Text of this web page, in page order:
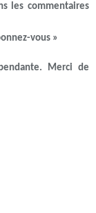
les commentaires
vous »
Merci de